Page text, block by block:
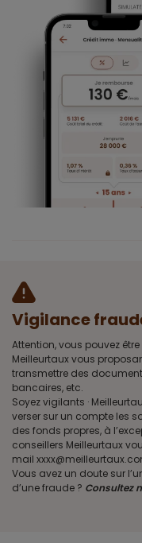
Vigilance
Attention, vous pouvez
Meilleurtaux vous
transmettre des
bancaires, etc.
Soyez vigilants ·
verser sur un compte les
des fonds propres, à
conseillers Meilleurtaux
mail
Vous avez un doute sur
d’une fraude ? Consultez